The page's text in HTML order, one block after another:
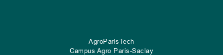
AgroParisTech
Campus Agro Paris-Saclay